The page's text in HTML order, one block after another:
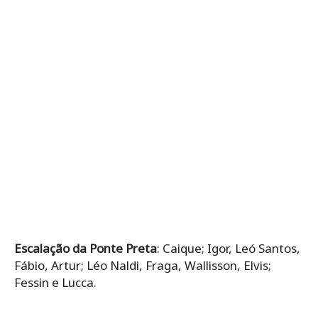
Escalação da Ponte Preta: Caique; Igor, Leó Santos,
Fábio, Artur; Léo Naldi, Fraga, Wallisson, Elvis;
Fessin e Lucca.